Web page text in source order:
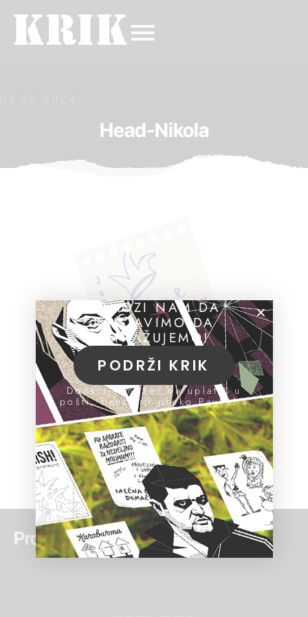
04.03.2024.
Head-Nikola
Pročitaj još:
POMOZI NAM DA
NASTAVIMO DA
ISTRAŽUJEMO!
PODRŽI KRIK
Donacije možeš da uplatiš u
pošti, banci ili preko PayPal-a